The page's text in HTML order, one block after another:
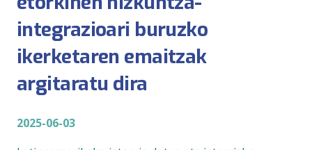
integrazioari buruzko
ikerketaren emaitzak
argitaratu dira
2025-06-03